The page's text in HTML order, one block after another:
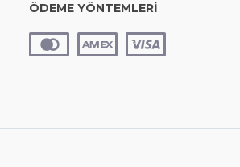
ÖDEME YÖNTEMLERİ